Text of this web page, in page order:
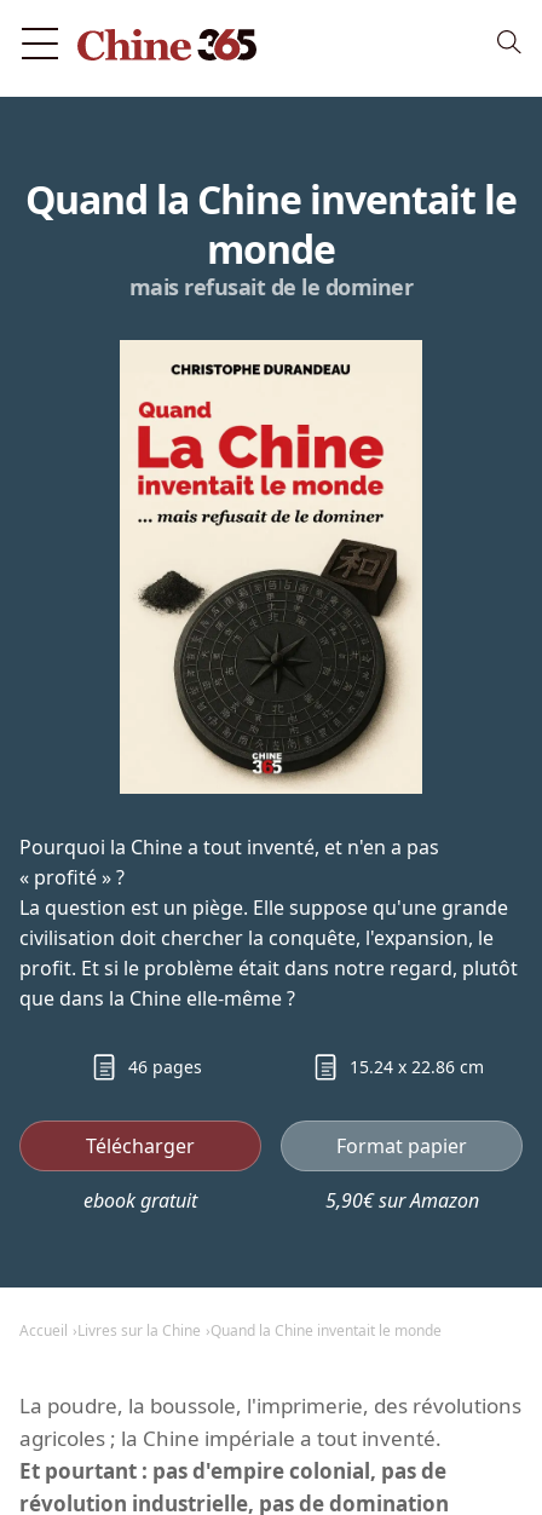
Quand la Chine inventait le
monde
mais refusait de le dominer
Pourquoi la Chine a tout inventé, et n'en a pas
« profité » ?
La question est un piège. Elle suppose qu'une grande
civilisation doit chercher la conquête, l'expansion, le
profit. Et si le problème était dans notre regard, plutôt
que dans la Chine elle-même ?
46 pages 15.24 x 22.86 cm
Télécharger
ebook gratuit
Format papier
5,90€ sur Amazon
Accueil Livres sur la Chine Quand la Chine inventait le monde
La poudre, la boussole, l'imprimerie, des révolutions
agricoles ; la Chine impériale a tout inventé.
Et pourtant : pas d'empire colonial, pas de
révolution industrielle, pas de domination